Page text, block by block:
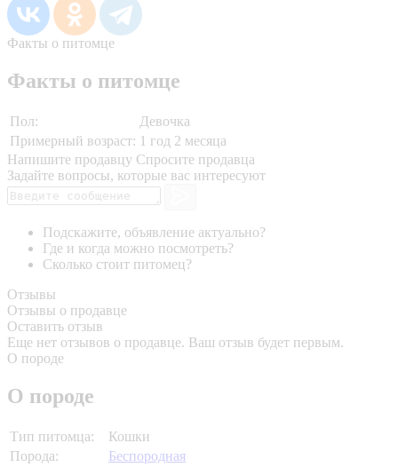
Факты о питомце
Факты о питомце
Пол:
Девочка
Примерный возраст: 1 год 2 месяца
Напишите продавцу Спросите продавца
Задайте вопросы, которые вас интересуют
Подскажите, объявление актуально?
Где и когда можно посмотреть?
Сколько стоит питомец?
Отзывы
Отзывы о продавце
Оставить отзыв
Еще нет отзывов о продавце. Ваш отзыв будет первым.
О породе
О породе
Тип питомца:
Кошки
Порода:
Беспородная